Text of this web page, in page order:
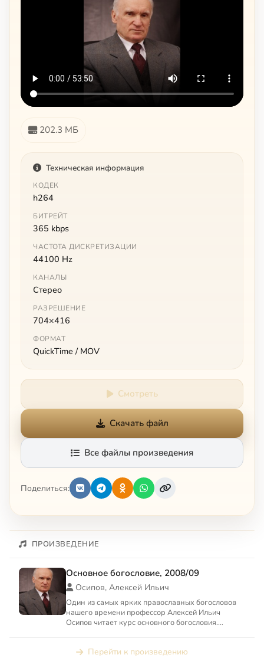
202.3 МБ
Техническая информация
КОДЕК
h264
БИТРЕЙТ
365 kbps
ЧАСТОТА ДИСКРЕТИЗАЦИИ
44100 Hz
КАНАЛЫ
Стерео
РАЗРЕШЕНИЕ
704×416
ФОРМАТ
QuickTime / MOV
Смотреть
Скачать файл
Все файлы произведения
Поделиться:
ПРОИЗВЕДЕНИЕ
Основное богословие, 2008/09
Осипов, Алексей Ильич
Один из самых ярких православных богословов
нашего времени профессор Алексей Ильич
Осипов читает курс основного богословия.
Перейти к произведению